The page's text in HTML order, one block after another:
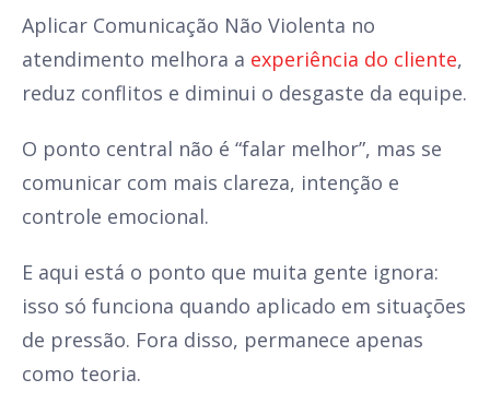
Aplicar Comunicação Não Violenta no
atendimento melhora a experiência do cliente,
reduz conflitos e diminui o desgaste da equipe.
O ponto central não é “falar melhor”, mas se
comunicar com mais clareza, intenção e
controle emocional.
E aqui está o ponto que muita gente ignora:
isso só funciona quando aplicado em situações
de pressão. Fora disso, permanece apenas
como teoria.